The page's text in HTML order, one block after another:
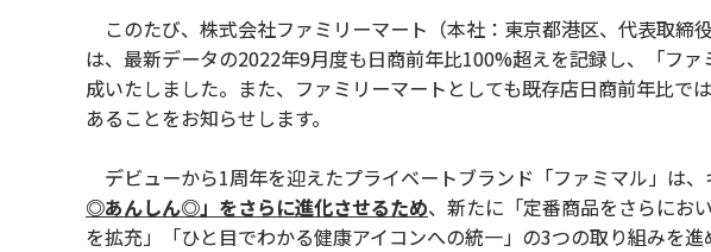
このたび、株式会社ファミリーマート（本社：東京都港区、代表取締
は、最新データの2022年9月度も日商前年比100%超えを記録し、「フ
成いたしました。また、ファミリーマートとしても既存店日商前年比
あることをお知らせします。
デビューから1周年を迎えたプライベートブランド「ファミマル」は、
◎あんしん◎」をさらに進化させるため、新たに「定番商品をさらにお
を拡充」「ひと目でわかる健康アイコンへの統一」の3つの取り組みを進